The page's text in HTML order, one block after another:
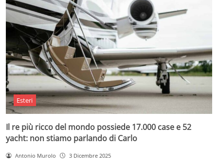
Esteri
Il re più ricco del mondo possiede 17.000 case e 52
yacht: non stiamo parlando di Carlo
Antonio Murolo 3 Dicembre 2025